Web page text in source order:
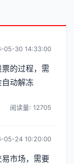
05-30 14:33:00
的过程，需
动解冻
阅读量: 12705
05-24 10:20:00
市场，需要